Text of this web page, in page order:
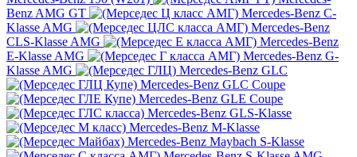
Benz AMG GT
Mercedes-Benz C-
Klasse AMG
Mercedes-Benz
CLS-Klasse AMG
Mercedes-Benz
E-Klasse AMG
Mercedes-Benz G-
Klasse AMG
Mercedes-Benz GLC
Mercedes-Benz GLC Coupe
Mercedes-Benz GLE Coupe
Mercedes-Benz GLS-Klasse
Mercedes-Benz M-Klasse
Mercedes-Benz Maybach S-Klasse